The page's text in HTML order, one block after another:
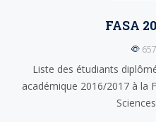
FASA
657
Liste des étudiants
académique 2016/2017 à la